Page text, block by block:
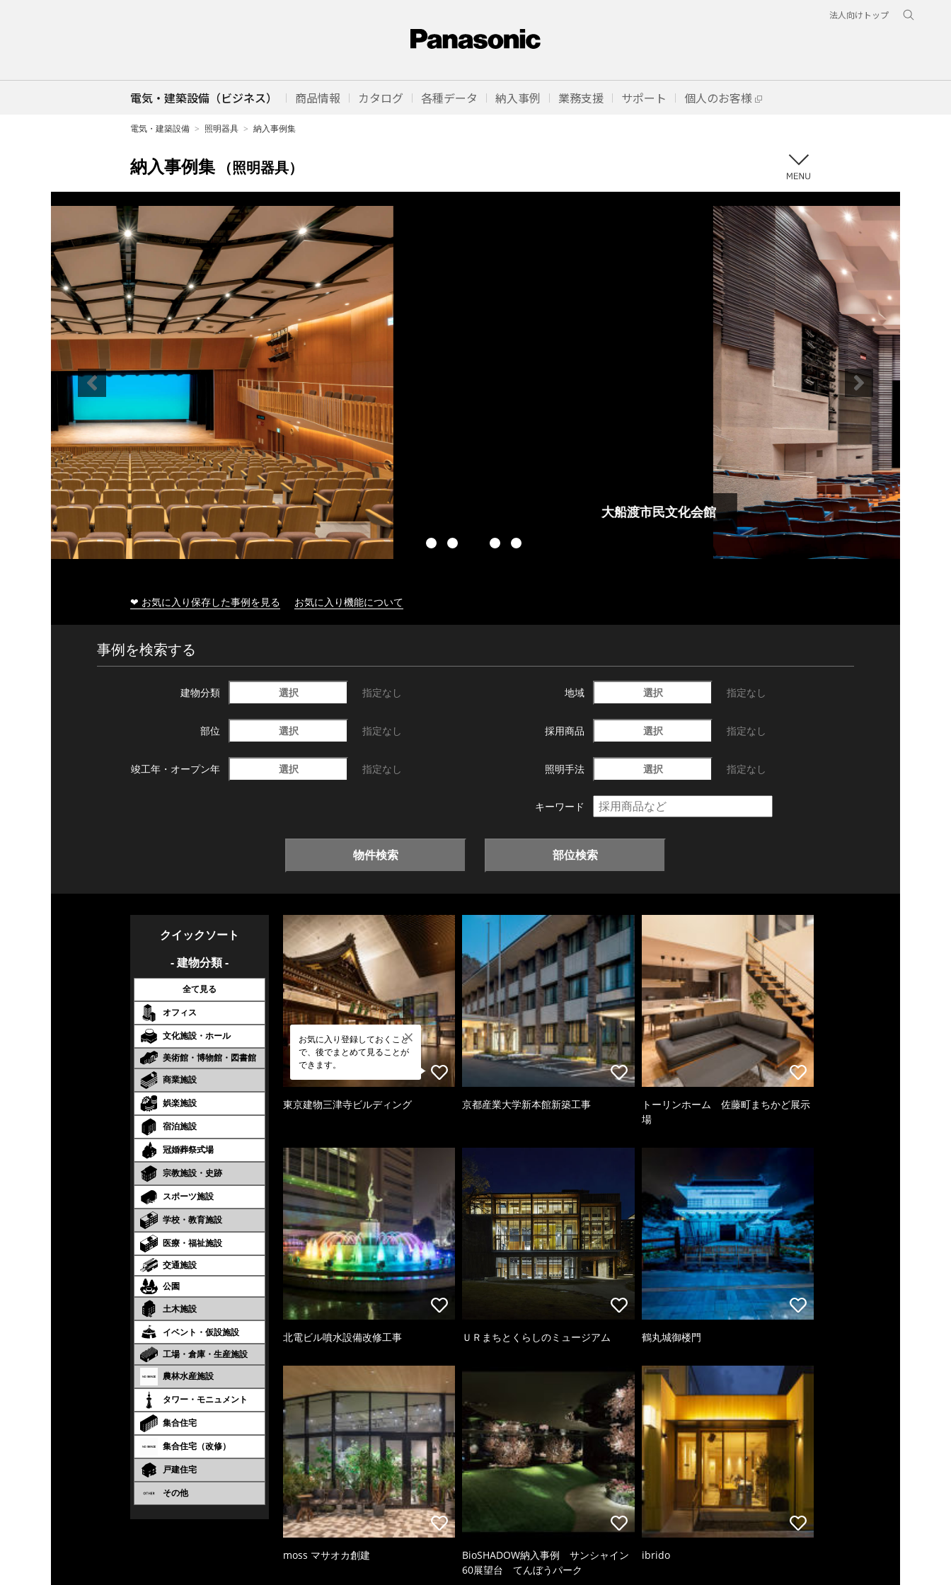
法人向けトップ
電気・建築設備（ビジネス） 商品情報 カタログ 各種データ 納入事例 業務支援 サポート 個人のお客様
電気・建築設備 照明器具 納入事例集
納入事例集 （照明器具）
大船渡市民文化会館
❤ お気に入り保存した事例を見る お気に入り機能について
事例を検索する
建物分類 選択 指定なし 地域 選択 指定なし
部位 選択 指定なし 採用商品 選択 指定なし
竣工年・ オープン年 選択 指定なし 照明手法 選択 指定なし
キーワード
物件検索 部位検索
クイックソート
- 建物分類 -
全て見る
オフィス
文化施設・ホール
美術館・博物館・図書館
商業施設
娯楽施設
宿泊施設
冠婚葬祭式場
宗教施設・史跡
スポーツ施設
学校・教育施設
医療・福祉施設
交通施設
公園
土木施設
イベント・仮設施設
工場・倉庫・生産施設
農林水産施設
タワー・モニュメント
集合住宅
集合住宅（改修）
戸建住宅
その他
お気に入り登録しておくこと
で、後でまとめて見ることが
できます。
東京建物三津寺ビルディング 京都産業大学新本館新築工事
トーリンホーム 佐藤町まちかど展示
場
北電ビル噴水設備改修工事 ＵＲまちとくらしのミュージアム 鶴丸城御楼門
moss マサオカ創建
BioSHADOW納入事例 サンシャイン
60展望台 てんぼうパーク
ibrido